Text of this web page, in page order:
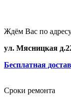
Ждём Вас по
ул. Мясницкая
Бесплатная
Сроки ремонта